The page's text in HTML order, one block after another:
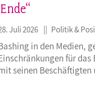
Juli 2026 Politik &
in den Medien,
für
seinen Beschäftigten